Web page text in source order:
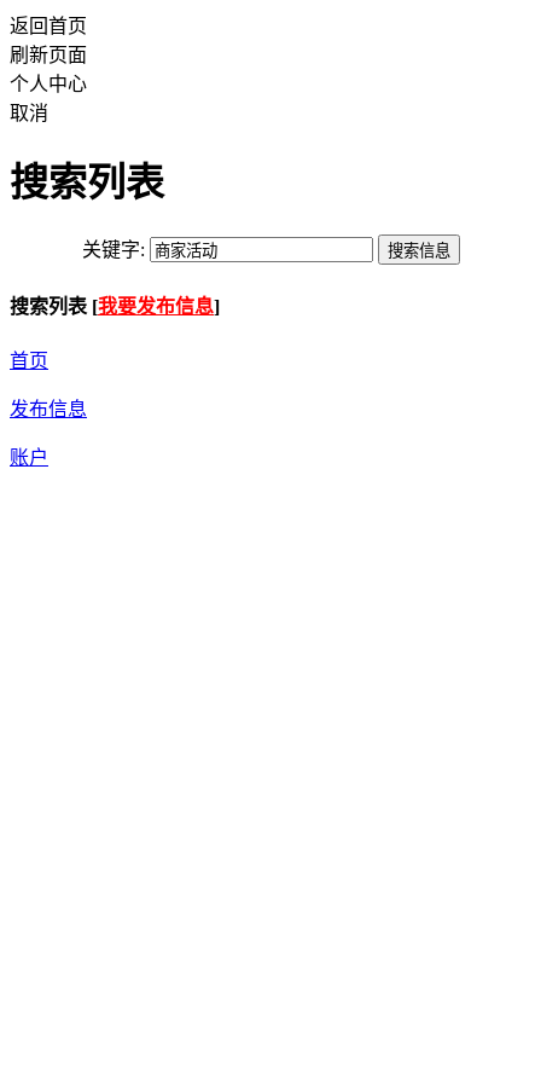
返回首页
刷新页面
个人中心
取消
搜索列表
关键字:
搜索列表 [我要发布信息]
首页
发布信息
账户